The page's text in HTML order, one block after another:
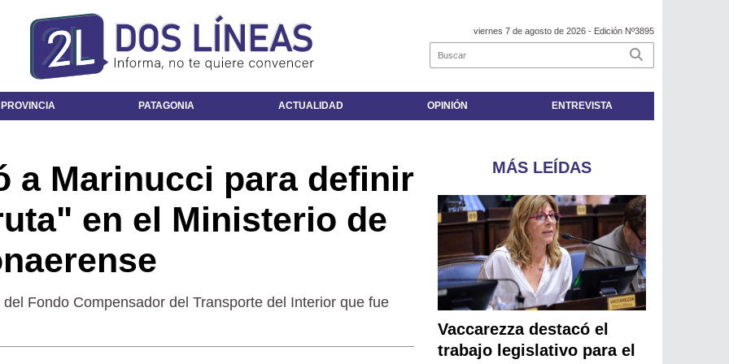
viernes 7 de agosto de 2026 - Edición Nº3895
PATAGONIA ACTUALIDAD OPINIÓN ENTREVISTA
a Marinucci para definir
en el Ministerio de
Fondo Compensador del Transporte del Interior que fue
MÁS LEÍDAS
Vaccarezza destacó el
trabajo legislativo para el